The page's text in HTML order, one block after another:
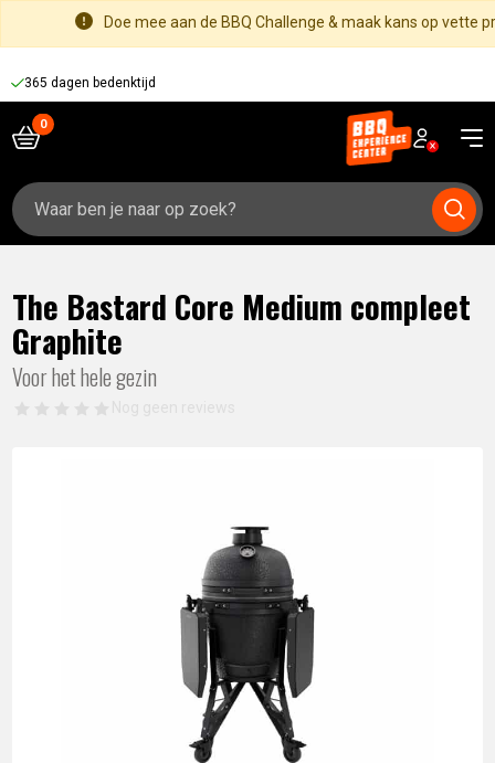
Doe mee aan de BBQ Challenge & maak kans op vette
365 dagen bedenktijd
Zoeken
naar:
The Bastard Core Medium compleet
Graphite
Voor het hele gezin